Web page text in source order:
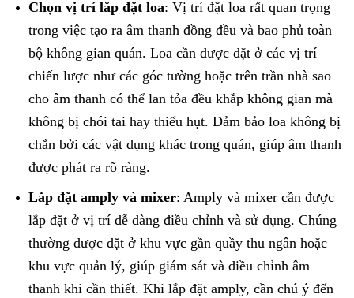
Chọn vị trí lắp đặt loa: Vị trí đặt loa rất quan trọng
trong việc tạo ra âm thanh đồng đều và bao phủ toàn
bộ không gian quán. Loa cần được đặt ở các vị trí
chiến lược như các góc tường hoặc trên trần nhà sao
cho âm thanh có thể lan tỏa đều khắp không gian mà
không bị chói tai hay thiếu hụt. Đảm bảo loa không bị
chắn bởi các vật dụng khác trong quán, giúp âm thanh
được phát ra rõ ràng.
Lắp đặt amply và mixer: Amply và mixer cần được
lắp đặt ở vị trí dễ dàng điều chỉnh và sử dụng. Chúng
thường được đặt ở khu vực gần quầy thu ngân hoặc
khu vực quản lý, giúp giám sát và điều chỉnh âm
thanh khi cần thiết. Khi lắp đặt amply, cần chú ý đến